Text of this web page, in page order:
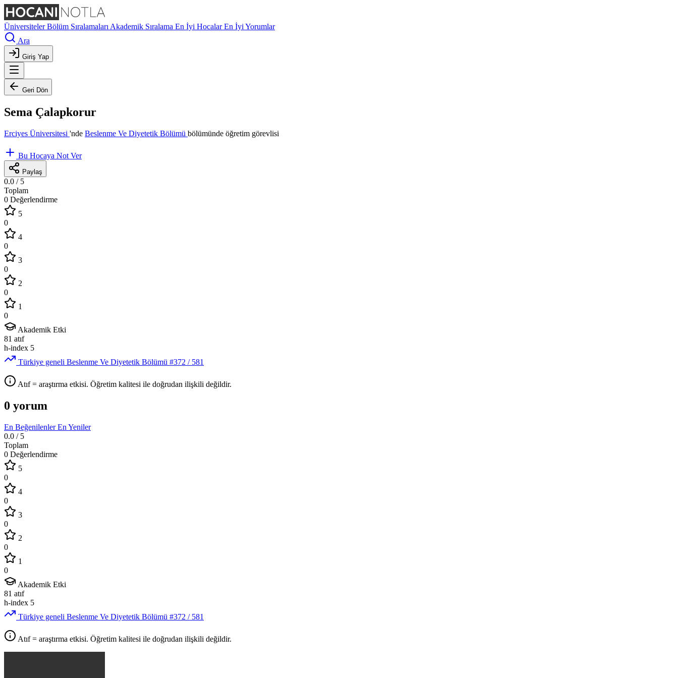
ÜniversitelerBölüm Sıralamaları Akademik Sıralama En İyi HocalarEn İyi Yorumlar
Ara
Giriş Yap
Geri Dön
Sema Çalapkorur
Erciyes Üniversitesi 'nde Beslenme Ve Diyetetik Bölümü bölümünde öğretim görevlisi
Bu Hocaya Not Ver
Paylaş
0.0 / 5
Toplam
0 Değerlendirme
5
0
4
0
3
0
2
0
1
0
Akademik Etki
81 atıf
h-index 5
Türkiye geneli Beslenme Ve Diyetetik Bölümü #372 / 581
Atıf = araştırma etkisi. Öğretim kalitesi ile doğrudan ilişkili değildir.
0 yorum
En BeğenilenlerEn Yeniler
0.0 / 5
Toplam
0 Değerlendirme
5
0
4
0
3
0
2
0
1
0
Akademik Etki
81 atıf
h-index 5
Türkiye geneli Beslenme Ve Diyetetik Bölümü #372 / 581
Atıf = araştırma etkisi. Öğretim kalitesi ile doğrudan ilişkili değildir.